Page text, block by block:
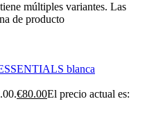
múltiples variantes. Las
de producto
blanca
€80.00El precio actual es: